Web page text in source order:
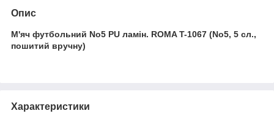
Опис
М'яч футбольний No5 PU ламін. ROMA T-1067 (No5, 5 сл.,
пошитий вручну)
Характеристики